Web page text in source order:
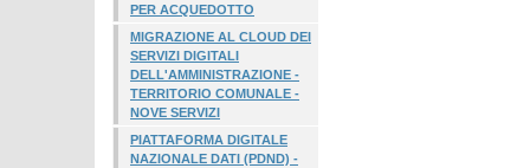
PER ACQUEDOTTO
MIGRAZIONE AL CLOUD DEI
SERVIZI DIGITALI
DELL'AMMINISTRAZIONE -
TERRITORIO COMUNALE -
NOVE SERVIZI
PIATTAFORMA DIGITALE
NAZIONALE DATI (PDND) -